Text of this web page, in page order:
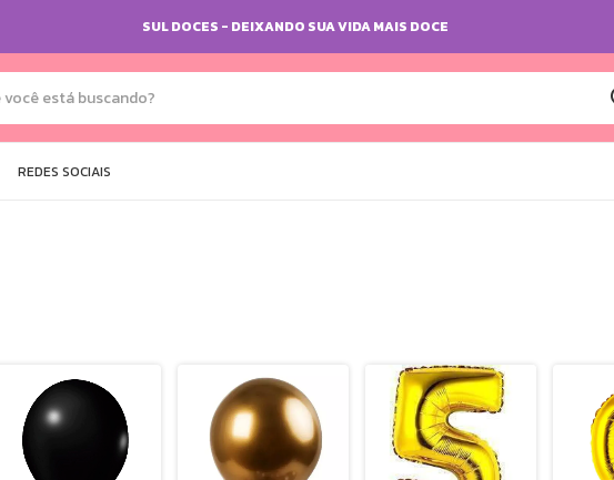
SUL DOCES - DEIXANDO SUA VIDA MAIS DOCE
REDES SOCIAIS